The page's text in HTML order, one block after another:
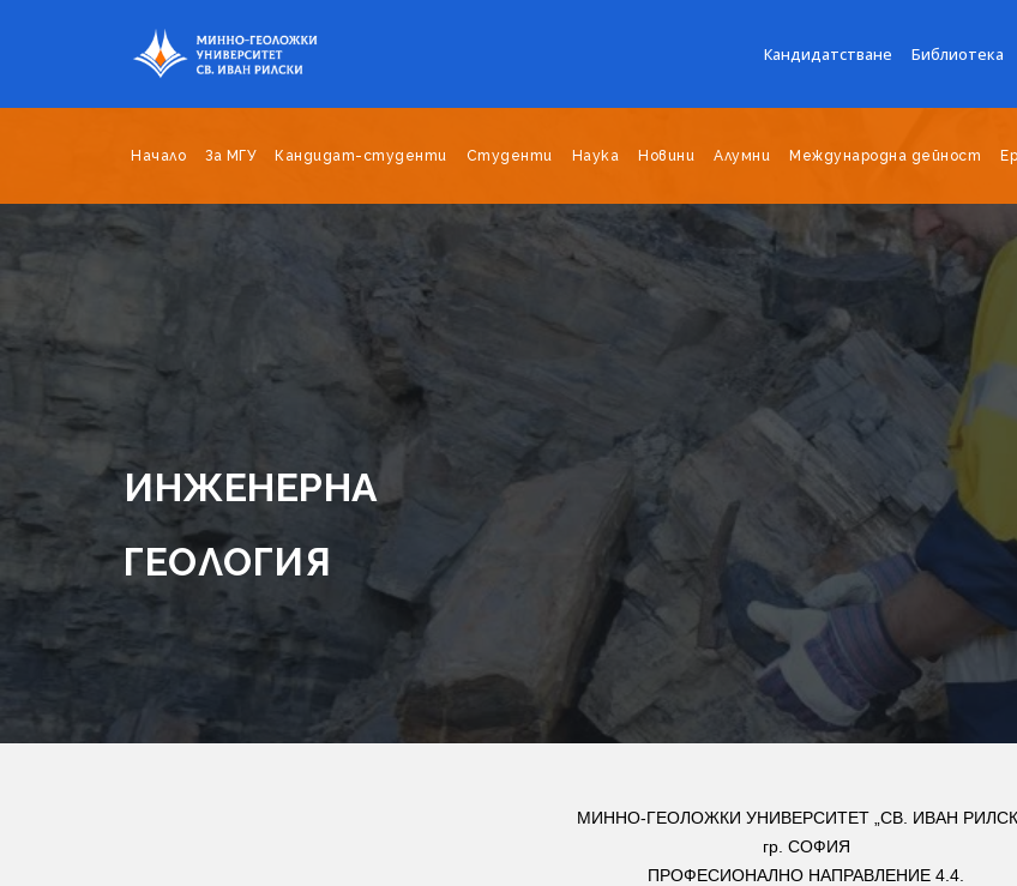
Кандидатстване Библиотека
Начало За МГУ Кандидат-студенти Студенти Наука Новини Алумни Международна дейност
ИНЖЕНЕРНА
ГЕОЛОГИЯ
МИННО-ГЕОЛОЖКИ УНИВЕРСИТЕТ „СВ. ИВАН
гр. СОФИЯ
ПРОФЕСИОНАЛНО НАПРАВЛЕНИЕ 4.4.